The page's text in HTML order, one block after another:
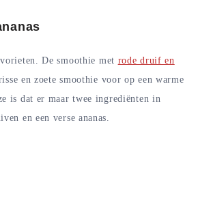
De smoothie met rode druif en
en zoete smoothie voor op een warme
is dat er maar twee ingrediënten in
en een verse ananas.